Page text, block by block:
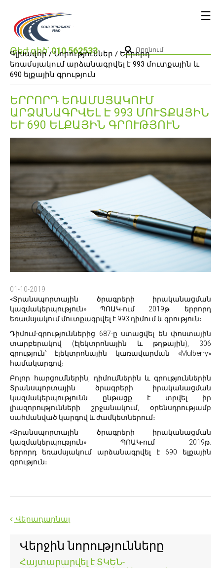
☰
Թեժ գիծ՝010 562533
Գլխավոր / Նորություններ / Երրորդ
եռամսյակում արձանագրվել է 993 մուտքային և
690 ելքային գրություն
ԵՐՐՈՐԴ ԵՌԱՄՍՅԱԿՈՒՄ
ԱՐՁԱՆԱԳՐՎԵԼ Է 993 ՄՈՒՏՔԱՅԻՆ
ԵՒ 690 ԵԼՔԱՅԻՆ ԳՐՈՒԹՅՈՒՆ
01-10-2019
«Տրանսպորտային ծրագրերի իրականացման
կազմակերպություն» ՊՈԱԿ-ում 2019թ. երրորդ
եռամսյակում մուտքագրվել է 993 դիմում և գրություն։
Դիմում-գրություններից 687-ը ստացվել են փոստային
տարբերակով (էլեկտրոնային և թղթային), 306
գրություն՝ էլեկտրոնային կառավարման «Mulberry»
համակարգով։
Բոլոր հարցումներին, դիմումներին և գրություններին
Տրանսպորտային ծրագրերի իրականացման
կազմակերպությունն ընթացք է տրվել իր
լիազորությունների շրջանակում, օրենսդրությամբ
սահմանված կարգով և ժամկետներում։
«Տրանսպորտային ծրագրերի իրականացման
կազմակերպություն» ՊՈԱԿ-ում 2019թ.
երրորդ եռամսյակում արձանագրվել է 690 ելքային
գրություն։
Վերադարնալ
Վերջին նորությունները
Հայտարարվել է ՏԿԵՆ-